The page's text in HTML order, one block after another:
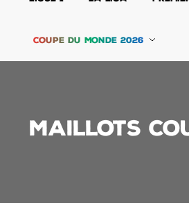
COUPE DU MONDE 2026
MAILLOTS